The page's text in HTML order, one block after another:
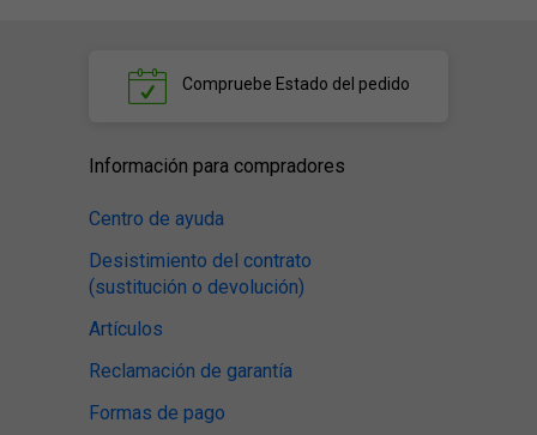
Compruebe Estado del pedido
Información para compradores
Centro de ayuda
Desistimiento del contrato
(sustitución o devolución)
Artículos
Reclamación de garantía
Formas de pago